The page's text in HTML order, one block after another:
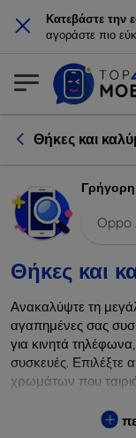
× Κατεβάστε την
αγοράστε πιο
Θήκες και
Oppo
Θήκες και
Ανακαλύψτε τη
αγαπημένες σας
για κινητά
συσκευές. Επιλέξτε
χρωμάτων που
πτώσεις και άλλες